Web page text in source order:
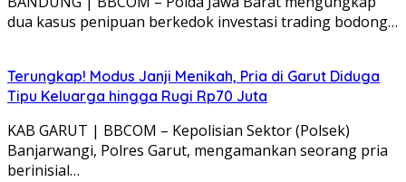
dua kasus penipuan berkedok investasi trading bodong…
Terungkap! Modus Janji Menikah, Pria di Garut Diduga
Tipu Keluarga hingga Rugi Rp70 Juta
KAB GARUT | BBCOM – Kepolisian Sektor (Polsek)
Banjarwangi, Polres Garut, mengamankan seorang pria
berinisial…